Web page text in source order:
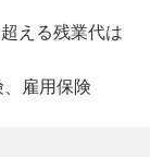
管理
マネジメント
取りながらの
・施策立案
える残業代は
雇用保険